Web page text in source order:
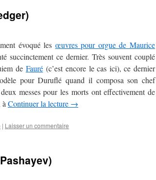
évoqué les œuvres pour orgue de Maurice
succinctement ce dernier. Très souvent couplé
de Fauré(c’est encore le cas ici), ce dernier
pour Duruflé quand il composa son chef
messes pour les morts ont effectivement de
Continuer la lecture →
| Laisser un commentaire